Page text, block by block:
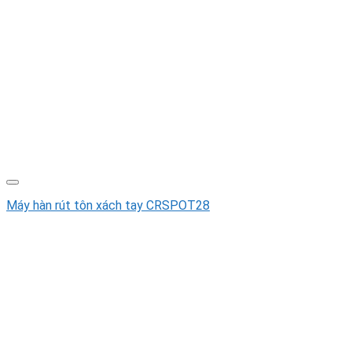
Máy hàn rút tôn xách tay CRSPOT28